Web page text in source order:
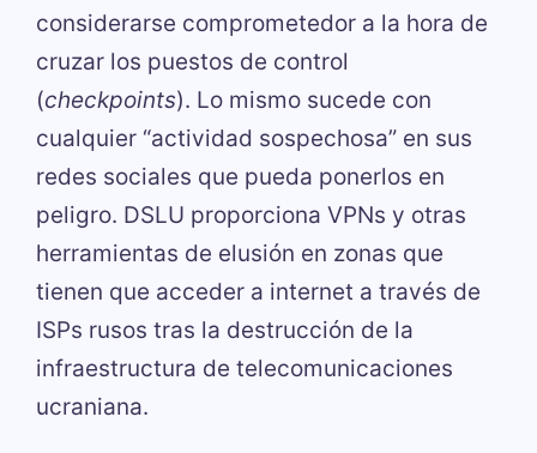
considerarse comprometedor a la hora de
cruzar los puestos de control
(checkpoints). Lo mismo sucede con
cualquier “actividad sospechosa” en sus
redes sociales que pueda ponerlos en
peligro. DSLU proporciona VPNs y otras
herramientas de elusión en zonas que
tienen que acceder a internet a través de
ISPs rusos tras la destrucción de la
infraestructura de telecomunicaciones
ucraniana.